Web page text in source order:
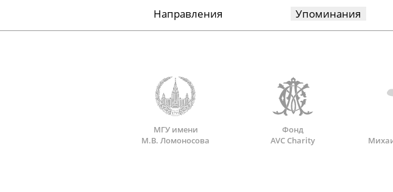
Направления Упоминания
МГУ имени
М.В. Ломоносова
Фонд
AVC Charity